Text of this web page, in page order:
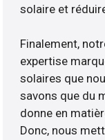
solaire et
Finalement,
expertise
solaires que
savons que du
donne en
Donc, nous